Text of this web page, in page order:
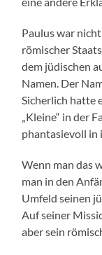
Paulus war
römischer
dem jüdischen
Namen. Der
Sicherlich hatte
„Kleine“ in der
phantasievoll in
Wenn man das
man in den
Umfeld seinen
Auf seiner
aber sein